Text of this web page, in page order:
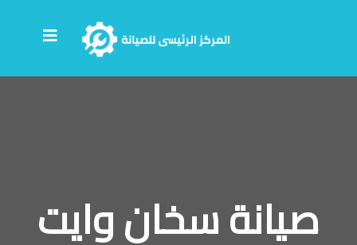
صيانة سخان وايت